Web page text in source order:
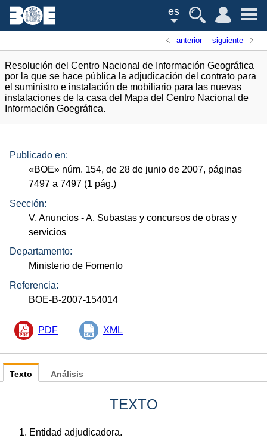
es
anterior siguiente
Resolución del Centro Nacional de Información Geográfica
por la que se hace pública la adjudicación del contrato para
el suministro e instalación de mobiliario para las nuevas
instalaciones de la casa del Mapa del Centro Nacional de
Información Goegráfica.
Publicado en:
«BOE» núm. 154, de 28 de junio de 2007, páginas
7497 a 7497 (1 pág.)
Sección:
V. Anuncios - A. Subastas y concursos de obras y
servicios
Departamento:
Ministerio de Fomento
Referencia:
BOE-B-2007-154014
PDF XML
Texto
TEXTO
1. Entidad adjudicadora.
Análisis